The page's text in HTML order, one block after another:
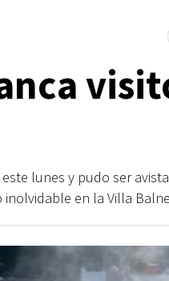
lunes y pudo ser
en la Villa